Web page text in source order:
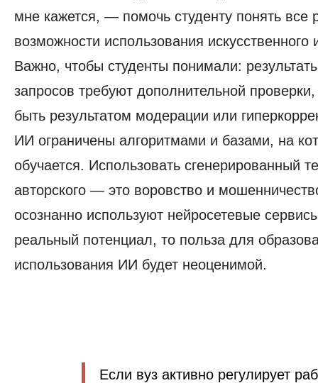
мне кажется, — помочь студенту понять все
возможности использования искусственного
Важно, чтобы студенты понимали:
запросов требуют дополнительной
быть результатом модерации или
ИИ ограничены алгоритмами и базами, на
обучается. Использовать сгенерированный
авторского — это воровство и
осознанно используют нейросетевые
реальный потенциал, то польза для
использования ИИ будет неоценимой.
Если вуз активно регулирует